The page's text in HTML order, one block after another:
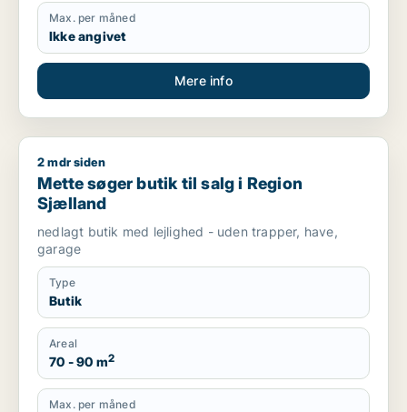
Max. per måned
Ikke angivet
Mere info
Mette søger butik til salg i Region Sjælland
2 mdr siden
Mette søger butik til salg i Region
Sjælland
nedlagt butik med lejlighed - uden trapper, have,
garage
Type
Butik
Areal
70 - 90 m2
Max. per måned